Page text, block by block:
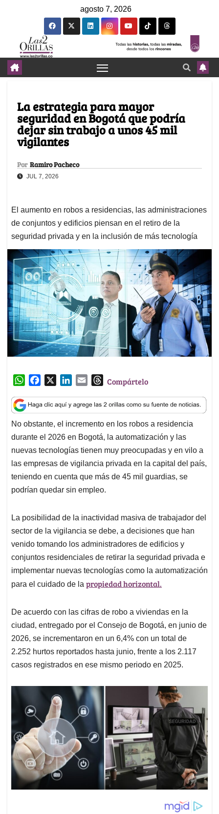
agosto 7, 2026
La estrategia para mayor
seguridad en Bogotá que podría
dejar sin trabajo a unos 45 mil
vigilantes
Por Ramiro Pacheco
JUL 7, 2026
El aumento en robos a residencias, las administraciones
de conjuntos y edificios piensan en el retiro de la
seguridad privada y en la inclusión de más tecnología
W
a
t
s
A
p
p
c
e
b
o
o
k
n
k
e
d
I
n
a
i
l
T
r
e
a
d
s
Compártelo
No obstante, el incremento en los robos a residencia
durante el 2026 en Bogotá, la automatización y las
nuevas tecnologías tienen muy preocupadas y en vilo a
las empresas de vigilancia privada en la capital del país,
teniendo en cuenta que más de 45 mil guardias, se
podrían quedar sin empleo.
La posibilidad de la inactividad masiva de trabajador del
sector de la vigilancia se debe, a decisiones que han
venido tomando los administradores de edificios y
conjuntos residenciales de retirar la seguridad privada e
implementar nuevas tecnologías como la automatización
para el cuidado de la propiedad horizontal.
De acuerdo con las cifras de robo a viviendas en la
ciudad, entregado por el Consejo de Bogotá, en junio de
2026, se incrementaron en un 6,4% con un total de
2.252 hurtos reportados hasta junio, frente a los 2.117
casos registrados en ese mismo periodo en 2025.